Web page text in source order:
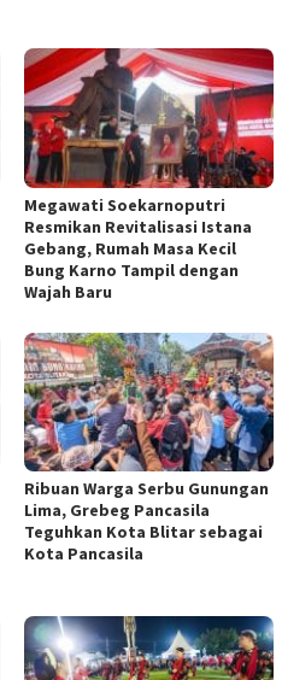
Megawati Soekarnoputri
Resmikan Revitalisasi Istana
Gebang, Rumah Masa Kecil
Bung Karno Tampil dengan
Wajah Baru
Ribuan Warga Serbu Gunungan
Lima, Grebeg Pancasila
Teguhkan Kota Blitar sebagai
Kota Pancasila